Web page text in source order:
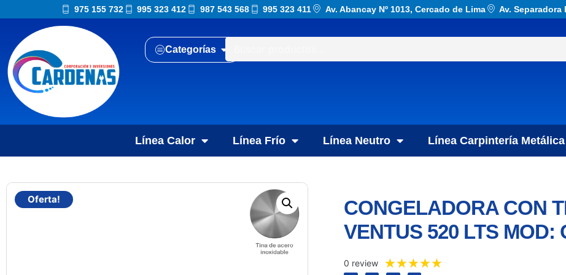
975 155 732 995 323 412 987 543 568 995 323 411 Av. Abancay Nº 1013, Cercado de Lima Av.
Categorías
Línea Calor Línea Frío Línea Neutro Línea Carpintería Metálica
Oferta!
CONGELADORA CON
VENTUS 520 LTS MOD:
0 review ★★★★★